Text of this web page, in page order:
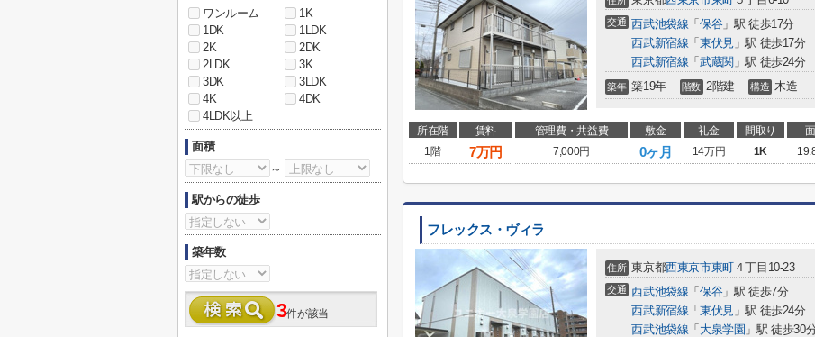
交通 西武池袋線 「 保谷」駅 徒歩17分
西武新宿線 「 東伏見」駅 徒歩17分
西武新宿線 「 武蔵関 」駅 徒歩24分
築年 築19年 階数 2階建 構造 木造
所在階 賃料 管理費・共益費 敷金 礼金 間取り
1階
7万円 7,000円 0ヶ月 14万円 1K
フレックス・ヴィラ
住所 東京都西東京市東町４丁目10-23
交通 西武池袋線 「 保谷」駅 徒歩7分
西武新宿線 「 東伏見」駅 徒歩24分
西武池袋線 「 大泉学園 」駅 徒歩30
ワンルーム
1K
1DK
1LDK
2K
2DK
2LDK
3K
3DK
3LDK
4K
4DK
4LDK以上
面積
～
駅からの徒歩
築年数
3件が該当